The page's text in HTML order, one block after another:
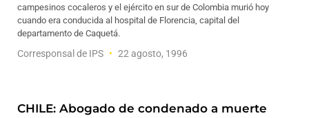
campesinos cocaleros y el ejército en sur de Colombia murió hoy
cuando era conducida al hospital de Florencia, capital del
departamento de Caquetá.
Corresponsal de IPS 22 agosto, 1996
CHILE: Abogado de condenado a muerte